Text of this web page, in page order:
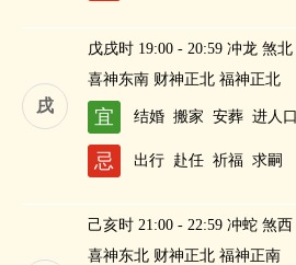
戌
戊戌时 19:00 - 20:59 冲龙 煞北
喜神东南 财神正北 福神正北
宜 结婚 搬家 安葬 进人口
忌 出行 赴任 祈福 求嗣
己亥时 21:00 - 22:59 冲蛇 煞西
喜神东北 财神正北 福神正南